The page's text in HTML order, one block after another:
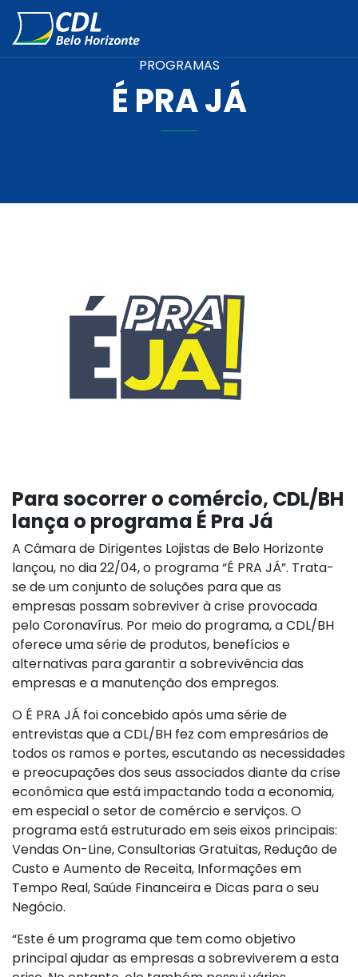
PROGRAMAS
É PRA JÁ
Para socorrer o comércio, CDL/BH
lança o programa É Pra Já
A Câmara de Dirigentes Lojistas de Belo Horizonte
lançou, no dia 22/04, o programa “É PRA JÁ”. Trata-
se de um conjunto de soluções para que as
empresas possam sobreviver à crise provocada
pelo Coronavírus. Por meio do programa, a CDL/BH
oferece uma série de produtos, benefícios e
alternativas para garantir a sobrevivência das
empresas e a manutenção dos empregos.
O É PRA JÁ foi concebido após uma série de
entrevistas que a CDL/BH fez com empresários de
todos os ramos e portes, escutando as necessidades
e preocupações dos seus associados diante da crise
econômica que está impactando toda a economia,
em especial o setor de comércio e serviços. O
programa está estruturado em seis eixos principais:
Vendas On-Line, Consultorias Gratuitas, Redução de
Custo e Aumento de Receita, Informações em
Tempo Real, Saúde Financeira e Dicas para o seu
Negócio.
“Este é um programa que tem como objetivo
principal ajudar as empresas a sobreviverem a esta